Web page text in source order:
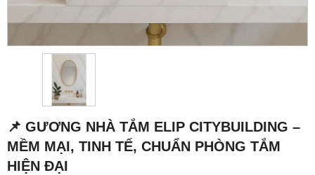
📌 GƯƠNG NHÀ TẮM ELIP CITYBUILDING –
MỀM MẠI, TINH TẾ, CHUẨN PHÒNG TẮM
HIỆN ĐẠI